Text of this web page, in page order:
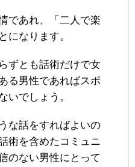
であれ、「二人で楽
になります。
ずとも話術だけで女
る男性であればスポ
いでしょう。
な話をすればよいの
術を含めたコミュニ
のない男性にとって